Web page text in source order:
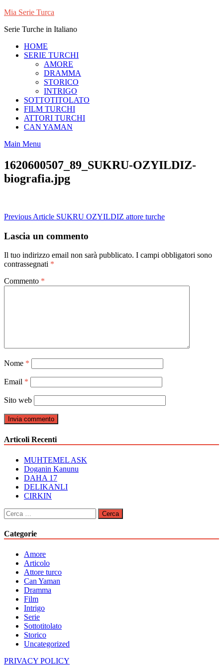
Skip
content
Mia Serie Turca
Serie Turche in Italiano
HOME
SERIE TURCHI
AMORE
DRAMMA
STORICO
INTRIGO
SOTTOTITOLATO
FILM TURCHI
ATTORI TURCHI
CAN YAMAN
Main Menu
1620600507_89_SUKRU-OZYILDIZ-
biografia.jpg
Navigazione
articoli
Previous Article SUKRU OZYILDIZ attore turche
Lascia un commento
Il tuo indirizzo email non sarà pubblicato. I campi obbligatori sono
contrassegnati *
Commento *
Nome *
Email *
Sito web
Articoli Recenti
MUHTEMEL ASK
Doganin Kanunu
DAHA 17
DELIKANLI
CIRKIN
Ricerca
per:
Categorie
Amore
Articolo
Attore turco
Can Yaman
Dramma
Film
Intrigo
Serie
Sottotitolato
Storico
Uncategorized
PRIVACY POLICY